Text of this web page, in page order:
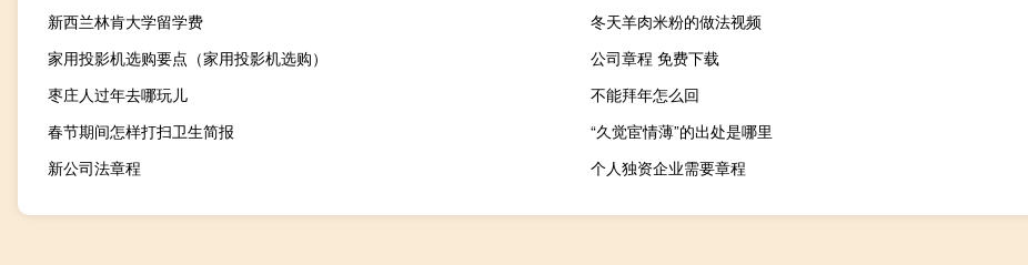
新西兰林肯大学留学费
冬天羊肉米粉的做法视频
家用投影机选购要点（家用投影机选购）
公司章程 免费下载
枣庄人过年去哪玩儿
不能拜年怎么回
春节期间怎样打扫卫生简报
“久觉宦情薄”的出处是哪里
新公司法章程
个人独资企业需要章程